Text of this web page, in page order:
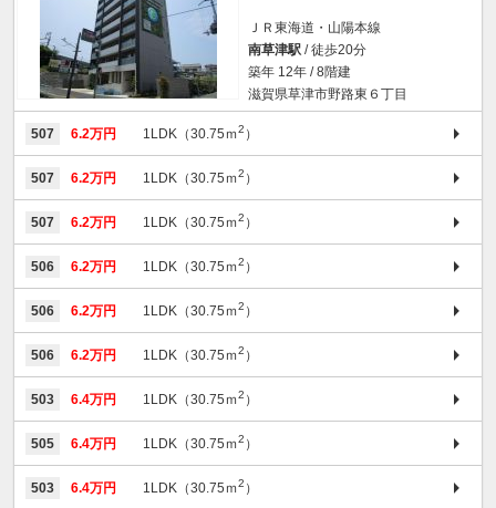
ＪＲ東海道・山陽本線
南草津駅 / 徒歩20分
築年 12年 / 8階建
滋賀県草津市野路東６丁目
507 6.2万円 1LDK（30.75ｍ2 ）
507 6.2万円 1LDK（30.75ｍ2 ）
507 6.2万円 1LDK（30.75ｍ2 ）
506 6.2万円 1LDK（30.75ｍ2 ）
506 6.2万円 1LDK（30.75ｍ2 ）
506 6.2万円 1LDK（30.75ｍ2 ）
503 6.4万円 1LDK（30.75ｍ2 ）
505 6.4万円 1LDK（30.75ｍ2 ）
503 6.4万円 1LDK（30.75ｍ2 ）